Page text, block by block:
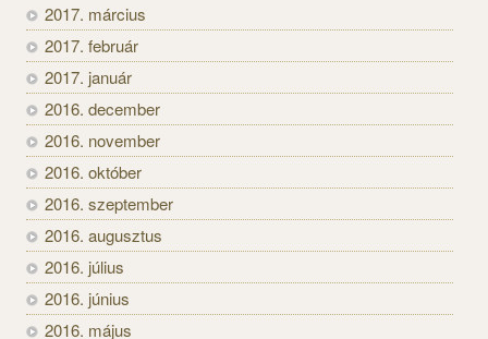
2017. március
2017. február
2017. január
2016. december
2016. november
2016. október
2016. szeptember
2016. augusztus
2016. július
2016. június
2016. május